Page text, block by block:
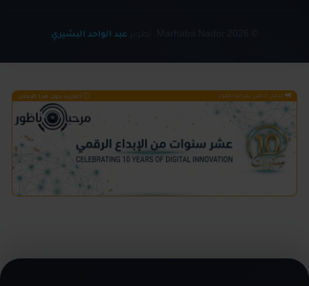
عبد الواحد البشيري
إعلان خاص بمرحباناظور المزيد حول هذا الإعلان